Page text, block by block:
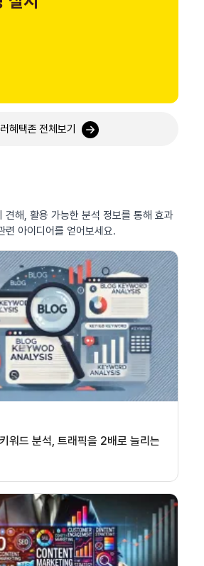
혜택존 전체보기
견해, 활용 가능한 분석 정보를 통해 효과
련 아이디어를 얻어보세요.
워드 분석, 트래픽을 2배로 늘리는